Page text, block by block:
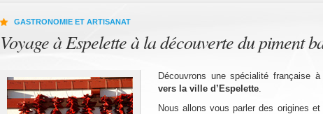
GASTRONOMIE ET ARTISANAT
Voyage à Espelette à la découverte du piment
Découvrons une spécialité française
vers la ville d’Espelette.
Nous allons vous parler des origines